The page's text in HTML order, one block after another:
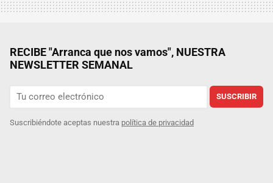
RECIBE "Arranca que nos vamos", NUESTRA
NEWSLETTER SEMANAL
SUSCRIBIR
Suscribiéndote aceptas nuestra política de privacidad